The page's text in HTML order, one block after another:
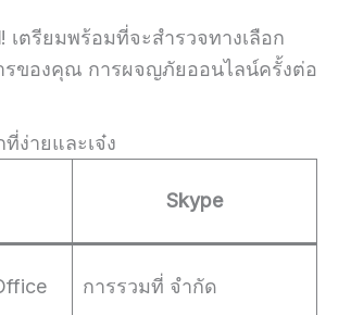
ตรียมพร้อมที่จะสำรวจทางเลือก
รของคุณ การผจญภัยออนไลน์ครั้งต่อ
ง่ายและเจ๋ง
Skype
การรวมที่ จำกัด